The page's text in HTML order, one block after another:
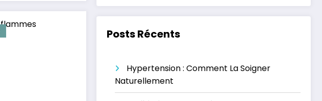
Posts Récents
Hypertension : Comment La Soigner
Naturellement